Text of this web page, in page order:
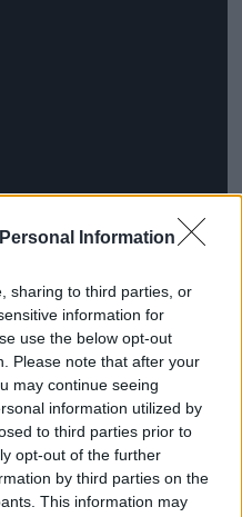
Information
sharing to third parties, or
information for
use the below opt-out
Please note that after your
may continue seeing
information utilized by
to third parties prior to
opt-out of the further
by third parties on the
This information may
túl bonyolult. Olyan
csalódás
a hintalóként
keresik egy
klasszikus